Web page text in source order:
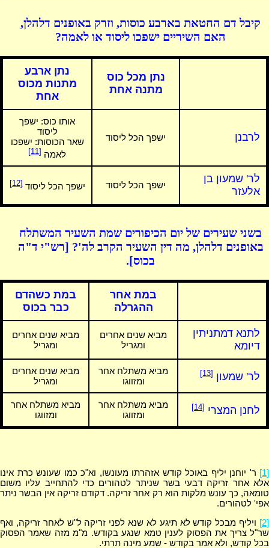
קיבל דם החטאת בארבע כוסות, וזרק באופנים דלהלן,
האם השיריים ישפכו ליסוד או לאמה?
נתן מכל כוס
מתנה אחת
נתן ארבע
מתנות מכוס
אחת
לרבנן ישפך הכל ליסוד
אותו כוס: ישפך
ליסוד
שאר הכוסות: ישפכו
לאמה [11]
לר' שמעון בן
אלעזר
ישפך הכל ליסוד ישפך הכל ליסוד[12]
בשני שעירים של יום הכיפורים שמת השעיר המשתלח
באופנים דלהלן, מה דין השעיר הקרב לה'? [רש"י ד"ה
בכוס].
במת אחר
ההגרלה
במת כשהדם
כבר בכוס
לתנא דמתניתין
דיומא
מביא שנים אחרים
ומגריל
מביא שנים אחרים
ומגריל
לר' שמעון [13]
מביא משתלח אחר
ומזווגו
מביא שנים אחרים
ומגריל
לחנן המצרי [14]
מביא משתלח אחר
ומזווגו
מביא משתלח אחר
ומזווגו
[1]
ר' יוחנן יליף באוכל קודש אזהרתו מעונשו, וא"כ כמו שעונש כרת אינו
אלא אחר זריקה דבעי בשר שניתר לטהורים כדי להתחייב עליו משום
טומאה, כך עונש מלקות הוא רק אחר זריקה. דקודם זריקה אין הבשר ניתר
אפי' לטהורים.
[2]
ויליף מבכל קודש לא תיגע לא שנא לפני זריקה ל"ש לאחר זריקה, ואף
שר"ל צריך את הפסוק לענין טמא שנגע בקודש. מ"מ מזה שאמר הפסוק
בכל קודש, ולא אמר בקודש - שמע מינה תרתי.